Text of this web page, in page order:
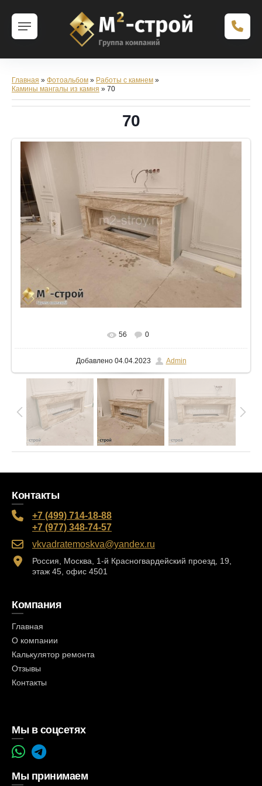
Главная » Фотоальбом » Работы с камнем »
Камины мангалы из камня » 70
70
56
0
Добавлено04.04.2023 Admin
Контакты
+7 (499) 714-18-88
+7 (977) 348-74-57
vkvadratemoskva@yandex.ru
Россия, Москва, 1-й Красногвардейский проезд, 19,
этаж 45, офис 4501
Компания
Главная
О компании
Калькулятор ремонта
Отзывы
Контакты
Мы в соцсетях
Мы принимаем